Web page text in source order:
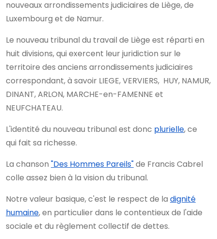
nouveaux arrondissements judiciaires de Liège, de
Luxembourg et de Namur.
Le nouveau tribunal du travail de Liège est réparti en
huit divisions, qui exercent leur juridiction sur le
territoire des anciens arrondissements judiciaires
correspondant, à savoir LIEGE, VERVIERS, HUY, NAMUR,
DINANT, ARLON, MARCHE-en-FAMENNE et
NEUFCHATEAU.
L'identité du nouveau tribunal est donc plurielle, ce
qui fait sa richesse.
La chanson "Des Hommes Pareils"de Francis Cabrel
colle assez bien à la vision du tribunal.
Notre valeur basique, c'est le respect de la dignité
humaine, en particulier dans le contentieux de l'aide
sociale et du règlement collectif de dettes.